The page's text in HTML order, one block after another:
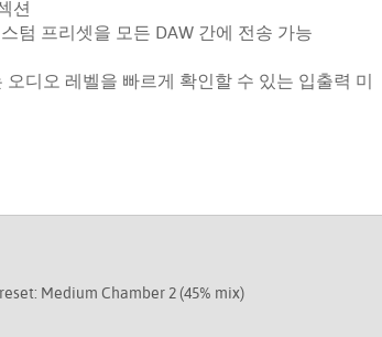
션
텀 프리셋을 모든 DAW 간에 전송 가능
디오 레벨을 빠르게 확인할 수 있는 입출력 미
Medium Chamber 2 (45% mix)